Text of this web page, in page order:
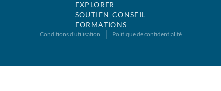
EXPLORER
SOUTIEN-CONSEIL
FORMATIONS
Conditions d'utilisation Politique de confidentialité